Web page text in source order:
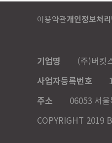
이용약관개인정보처
기업명 (주)버킷
사업자등록번호
주소
06053 서
COPYRIGHT